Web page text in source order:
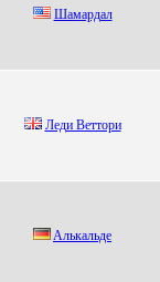
Шамаpдал
Леди Веттoри
Aлькaльде